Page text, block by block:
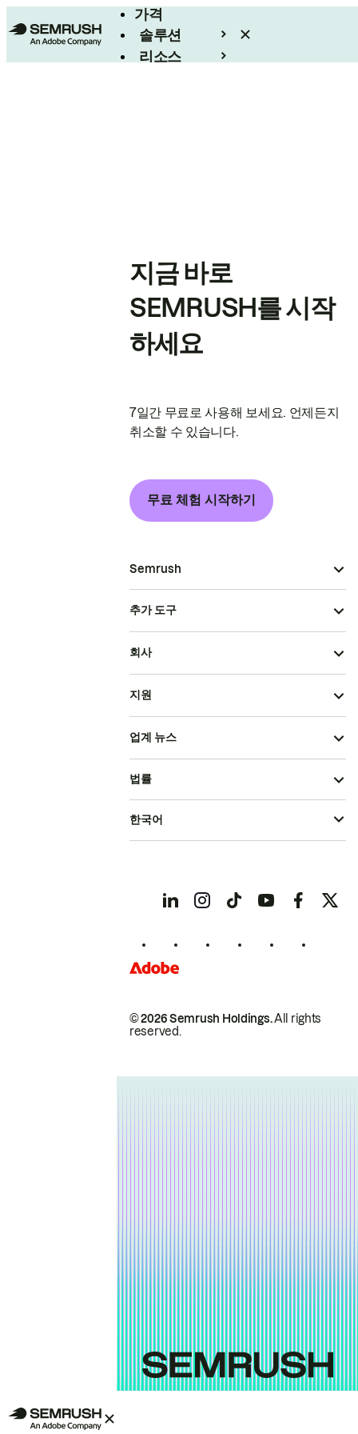
가격
솔루션
리소스
지금 바로
SEMRUSH를 시작
하세요
7일간 무료로 사용해 보세요. 언제든지
취소할 수 있습니다.
무료 체험 시작하기
Semrush
추가 도구
회사
지원
업계 뉴스
© 2026 Semrush Holdings.All rights
reserved.
법률
한국어